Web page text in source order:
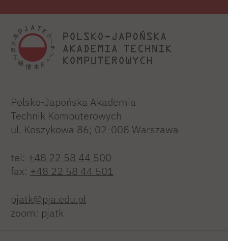
Polsko-Japońska Akademia
Technik Komputerowych
ul. Koszykowa 86; 02-008 Warszawa
tel: +48 22 58 44 500
fax: +48 22 58 44 501
pjatk@pja.edu.pl
zoom: pjatk